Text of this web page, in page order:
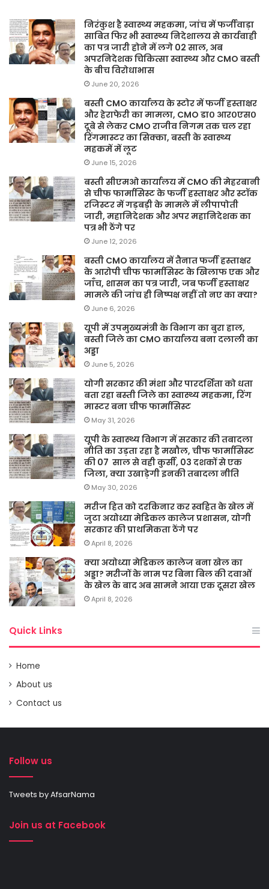
निरंकुश है स्वास्थ्य महकमा, जांच में फर्जीवाड़ा
साबित फिर भी स्वास्थ्य निदेशालय से कार्यवाही
का पत्र जारी होने में लगे 02 साल, अब
अपरनिदेशक चिकित्सा स्वास्थ्य और CMO बस्ती
के बीच विरोधाभास
June 20, 2026
बस्ती CMO कार्यालय के स्टोर में फर्जी हस्ताक्षर
और हेराफेरी का मामला, CMO डा० आर०एस०
दूबे से लेकर CMO राजीव निगम तक चल रहा
रिंगमास्टर का सिक्का, बस्ती के स्वास्थ्य
महकमें में लूट
June 15, 2026
बस्ती सीएमओ कार्यालय में CMO की मेहरबानी
से चीफ फार्मासिस्ट के फर्जी हस्ताक्षर और स्टॉक
रजिस्टर में गड़बड़ी के मामले में लीपापोती
जारी, महानिदेशक और अपर महानिदेशक का
पत्र भी ठेंगे पर
June 12, 2026
बस्ती CMO कार्यालय में तैनात फर्जी हस्ताक्षर
के आरोपी चीफ फार्मासिस्ट के खिलाफ एक और
जाँच, शासन का पत्र जारी, जब फर्जी हस्ताक्षर
मामले की जांच ही निष्पक्ष नहीं तो नए का क्या?
June 6, 2026
यूपी में उपमुख्यमंत्री के विभाग का बुरा हाल,
बस्ती जिले का CMO कार्यालय बना दलाली का
अड्डा
June 5, 2026
योगी सरकार की मंशा और पारदर्शिता को धता
बता रहा बस्ती जिले का स्वास्थ्य महकमा, रिंग
मास्टर बना चीफ फार्मासिस्ट
May 31, 2026
यूपी के स्वास्थ्य विभाग में सरकार की तबादला
नीति का उड़ता रहा है मखौल, चीफ फार्मासिस्ट
की 07 साल से वही कुर्सी, 03 दशकों से एक
जिला, क्या उखाड़ेगी इनकी तबादला नीति
May 30, 2026
मरीज हित को दरकिनार कर स्वहित के खेल में
जुटा अयोध्या मेडिकल कालेज प्रशासन, योगी
सरकार की प्राथमिकता ठेंगे पर
April 8, 2026
क्या अयोध्या मेडिकल कालेज बना खेल का
अड्डा? मरीजों के नाम पर बिना बिल की दवाओं
के खेल के बाद अब सामने आया एक दूसरा खेल
April 8, 2026
Quick Links
Home
About us
Contact us
Follow us
Tweets by AfsarNama
Join us at Facebook